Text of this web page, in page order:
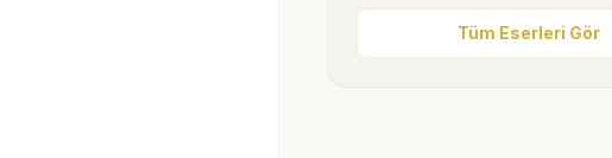
Tüm Eserleri Gör